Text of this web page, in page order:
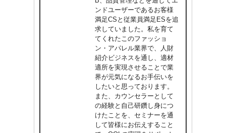
ンドユーザーであるお客様
満足CSと従業員満足ESを追
求していました。私を育て
てくれたこのファッショ
ン・アパレル業界で、人財
紹介ビジネスを通し、適材
適所を実現させることで業
界が元気になるお手伝いを
したいと思っております。
また、カウンセラーとして
の経験と自己研鑽し身につ
けたことを、セミナーを通
して皆様にお伝えすること